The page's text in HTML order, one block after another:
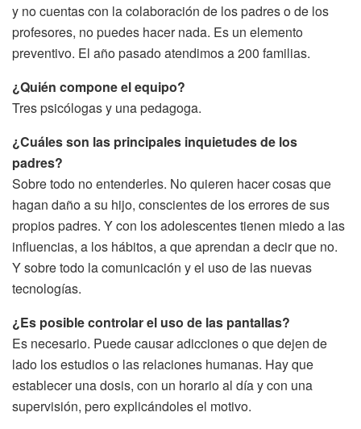
y no cuentas con la colaboración de los padres o de los
profesores, no puedes hacer nada. Es un elemento
preventivo. El año pasado atendimos a 200 familias.
¿Quién compone el equipo?
Tres psicólogas y una pedagoga.
¿Cuáles son las principales inquietudes de los
padres?
Sobre todo no entenderles. No quieren hacer cosas que
hagan daño a su hijo, conscientes de los errores de sus
propios padres. Y con los adolescentes tienen miedo a las
influencias, a los hábitos, a que aprendan a decir que no.
Y sobre todo la comunicación y el uso de las nuevas
tecnologías.
¿Es posible controlar el uso de las pantallas?
Es necesario. Puede causar adicciones o que dejen de
lado los estudios o las relaciones humanas. Hay que
establecer una dosis, con un horario al día y con una
supervisión, pero explicándoles el motivo.